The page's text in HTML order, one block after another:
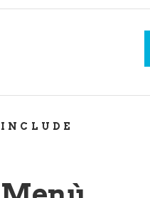
INCLUDE